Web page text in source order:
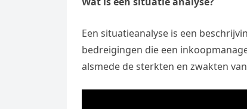
Een situatieanalyse is een
bedreigingen die een
alsmede de sterkten en zwakten